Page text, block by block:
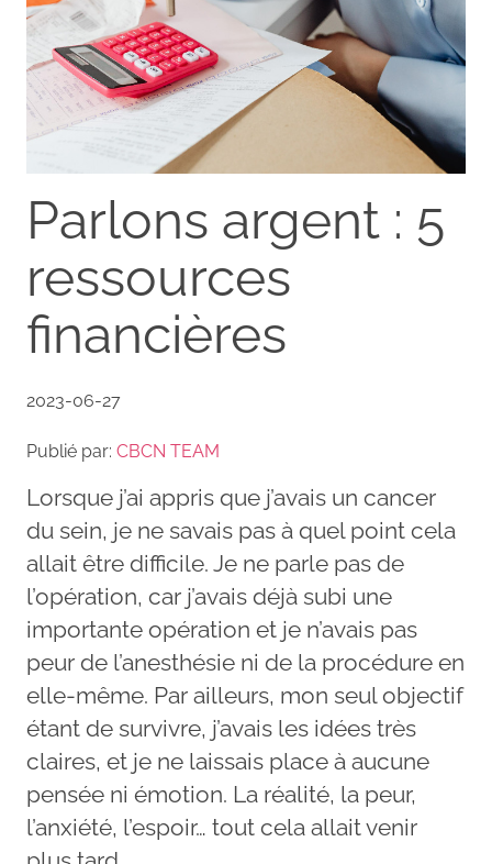
Parlons argent : 5
ressources
financières
2023-06-27
Publié par: CBCN TEAM
Lorsque j’ai appris que j’avais un cancer
du sein, je ne savais pas à quel point cela
allait être difficile. Je ne parle pas de
l’opération, car j’avais déjà subi une
importante opération et je n’avais pas
peur de l’anesthésie ni de la procédure en
elle-même. Par ailleurs, mon seul objectif
étant de survivre, j’avais les idées très
claires, et je ne laissais place à aucune
pensée ni émotion. La réalité, la peur,
l’anxiété, l’espoir… tout cela allait venir